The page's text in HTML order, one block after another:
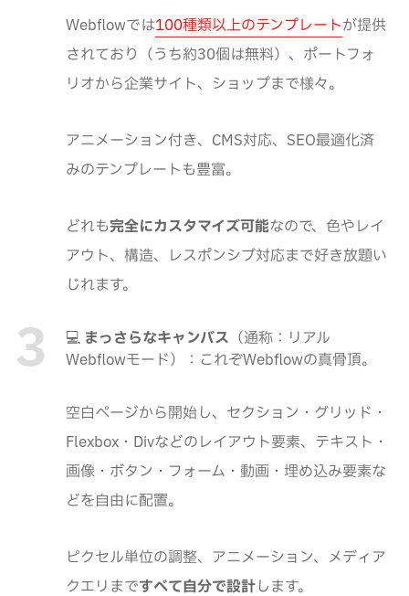
Webflowでは100種類以上のテンプレートが提供
されており（うち約30個は無料）、ポートフォ
リオから企業サイト、ショップまで様々。
アニメーション付き、CMS対応、SEO最適化済
みのテンプレートも豊富。
どれも完全にカスタマイズ可能なので、色やレイ
アウト、構造、レスポンシブ対応まで好き放題い
じれます。
💻 まっさらなキャンバス （通称：リアル
Webflowモード）：これぞWebflowの真骨頂。
空白ページから開始し、セクション・グリッド・
Flexbox・Divなどのレイアウト要素、テキスト・
画像・ボタン・フォーム・動画・埋め込み要素な
どを自由に配置。
ピクセル単位の調整、アニメーション、メディア
クエリまですべて自分で設計します。